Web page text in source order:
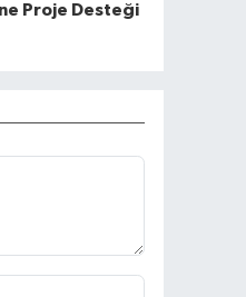
Proje Desteği